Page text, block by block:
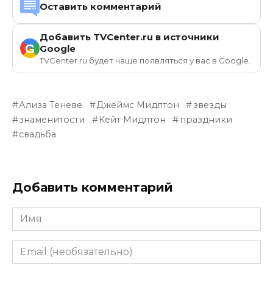
Оставить комментарий
G
Добавить TVCenter.ru в источники
Google
TVCenter.ru будет чаще появляться у вас в Google.
Ализа Теневе Джеймс Мидлтон
звезды
знаменитости
Кейт Мидлтон
праздники
свадьба
Добавить комментарий
Имя
Email
(необязательно)